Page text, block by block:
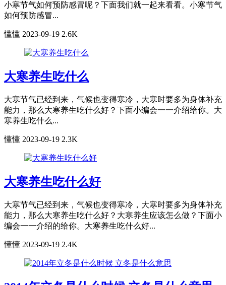
小寒节气如何预防感冒呢？下面我们就一起来看看。小寒节气
如何预防感冒...
懂懂 2023-09-19 2.6K
大寒养生吃什么
大寒节气已经到来，气候也变得寒冷，大寒时要多为身体补充
能力，那么大寒养生吃什么好？下面小编会一一介绍给你。大
寒养生吃什么...
懂懂 2023-09-19 2.3K
大寒养生吃什么好
大寒节气已经到来，气候也变得寒冷，大寒时要多为身体补充
能力，那么大寒养生吃什么好？大寒养生应该怎么做？下面小
编会一一介绍的给你。大寒养生吃什么好...
懂懂 2023-09-19 2.4K